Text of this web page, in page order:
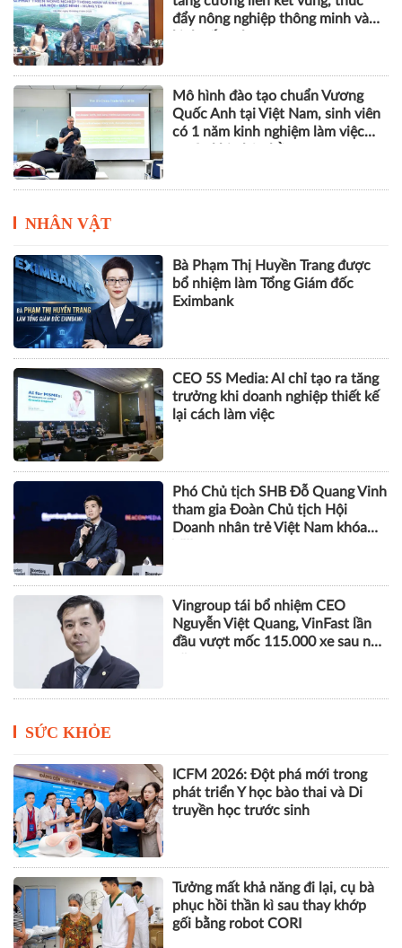
phần bảo vệ tầng ozone và giảm
phát thải khí nhà kính
Hà Nội - Bắc Ninh - Hưng Yên
tăng cường liên kết vùng, thúc
đẩy nông nghiệp thông minh và
trước khi nhận bằng
NHÂN VẬT
Bà Phạm Thị Huyền Trang được
bổ nhiệm làm Tổng Giám đốc
Eximbank
CEO 5S Media: AI chỉ tạo ra tăng
trưởng khi doanh nghiệp thiết kế
lại cách làm việc
Phó Chủ tịch SHB Đỗ Quang Vinh
tham gia Đoàn Chủ tịch Hội
Doanh nhân trẻ Việt Nam khóa
năm
SỨC KHỎE
ICFM 2026: Đột phá mới trong
phát triển Y học bào thai và Di
truyền học trước sinh